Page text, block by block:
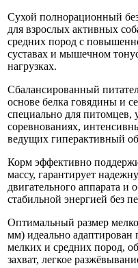
Сухой полнорационный
для взрослых активных
средних пород с
суставах и мышечном
нагрузках.
Сбалансированный
основе белка говядины и
специально для питомцев,
соревнованиях,
ведущих гиперактивный
Корм эффективно
массу, гарантирует
двигательного аппарата и
стабильной энергией без
Оптимальный размер
мм) идеально адаптирован
мелких и средних пород,
захват, легкое